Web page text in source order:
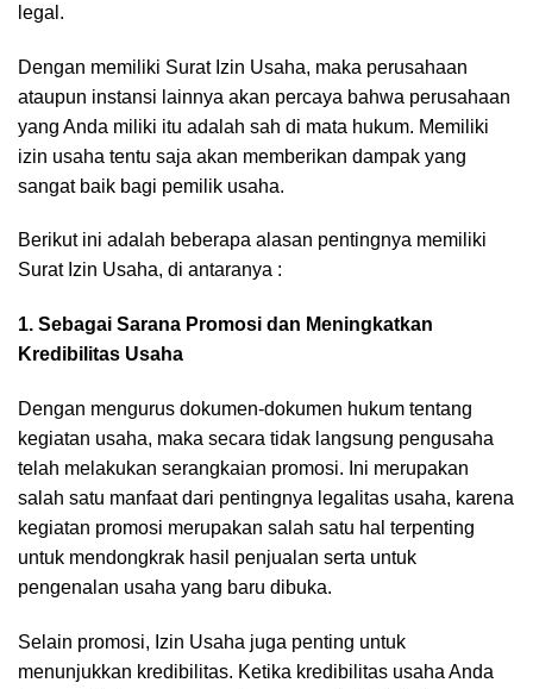
legal.
Dengan memiliki Surat Izin Usaha, maka perusahaan
ataupun instansi lainnya akan percaya bahwa perusahaan
yang Anda miliki itu adalah sah di mata hukum. Memiliki
izin usaha tentu saja akan memberikan dampak yang
sangat baik bagi pemilik usaha.
Berikut ini adalah beberapa alasan pentingnya memiliki
Surat Izin Usaha, di antaranya :
1. Sebagai Sarana Promosi dan Meningkatkan
Kredibilitas Usaha
Dengan mengurus dokumen-dokumen hukum tentang
kegiatan usaha, maka secara tidak langsung pengusaha
telah melakukan serangkaian promosi. Ini merupakan
salah satu manfaat dari pentingnya legalitas usaha, karena
kegiatan promosi merupakan salah satu hal terpenting
untuk mendongkrak hasil penjualan serta untuk
pengenalan usaha yang baru dibuka.
Selain promosi, Izin Usaha juga penting untuk
menunjukkan kredibilitas. Ketika kredibilitas usaha Anda